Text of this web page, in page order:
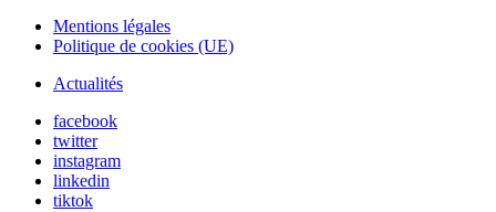
Mentions légales
Politique de cookies (UE)
Actualités
facebook
twitter
instagram
linkedin
tiktok